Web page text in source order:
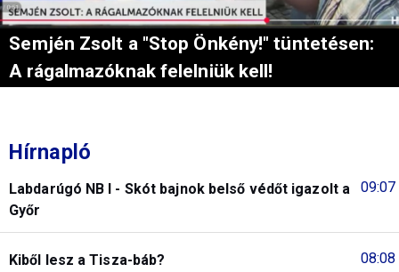
Semjén Zsolt a "Stop Önkény!" tüntetésen:
A rágalmazóknak felelniük kell!
Hírnapló
09:07
Labdarúgó NB I - Skót bajnok belső védőt igazolt a
Győr
08:08
Kiből lesz a Tisza-báb?